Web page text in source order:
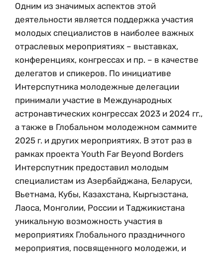
Одним из значимых аспектов этой
деятельности является поддержка участия
молодых специалистов в наиболее важных
отраслевых мероприятиях – выставках,
конференциях, конгрессах и пр. – в качестве
делегатов и спикеров. По инициативе
Интерспутника молодежные делегации
принимали участие в Международных
астронавтических конгрессах 2023 и 2024 гг.,
а также в Глобальном молодежном саммите
2025 г. и других мероприятиях. В этот раз в
рамках проекта Youth Far Beyond Borders
Интерспутник предоставил молодым
специалистам из Азербайджана, Беларуси,
Вьетнама, Кубы, Казахстана, Кыргызстана,
Лаоса, Монголии, России и Таджикистана
уникальную возможность участия в
мероприятиях Глобального праздничного
мероприятия, посвященного молодежи, и